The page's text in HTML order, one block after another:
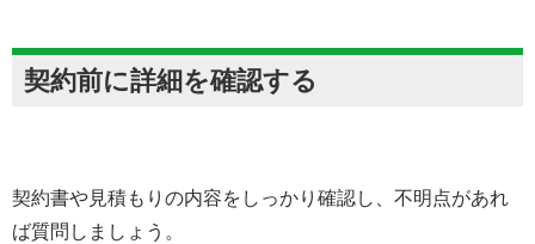
契約前に詳細を確認する
契約書や見積もりの内容をしっかり確認し、不明点があれ
ば質問しましょう。